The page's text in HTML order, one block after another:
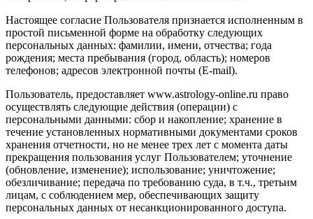
Настоящее согласие Пользователя признается исполненным в
простой письменной форме на обработку следующих
персональных данных: фамилии, имени, отчества; года
рождения; места пребывания (город, область); номеров
телефонов; адресов электронной почты (E-mail).
Пользователь, предоставляет www.astrology-online.ru право
осуществлять следующие действия (операции) с
персональными данными: сбор и накопление; хранение в
течение установленных нормативными документами сроков
хранения отчетности, но не менее трех лет с момента даты
прекращения пользования услуг Пользователем; уточнение
(обновление, изменение); использование; уничтожение;
обезличивание; передача по требованию суда, в т.ч., третьим
лицам, с соблюдением мер, обеспечивающих защиту
персональных данных от несанкционированного доступа.